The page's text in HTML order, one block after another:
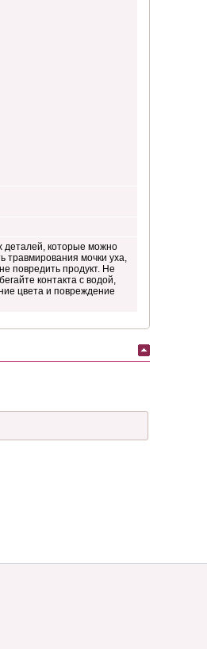
деталей, которые можно
травмирования мочки уха,
повредить продукт. Не
контакта с водой,
цвета и повреждение